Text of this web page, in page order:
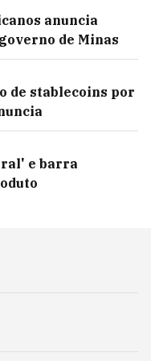
anuncia
de Minas
de stablecoins por
e barra